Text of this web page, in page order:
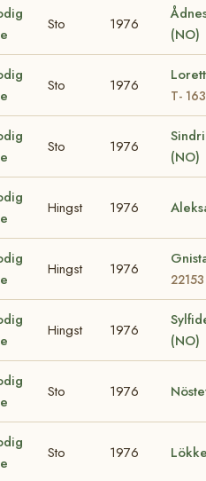
Sto 1976
(NO)
Sto 1976
T-
Sto 1976
(NO)
Hingst 1976
Hingst 1976
22153
Hingst 1976
(NO)
Sto 1976
Sto 1976